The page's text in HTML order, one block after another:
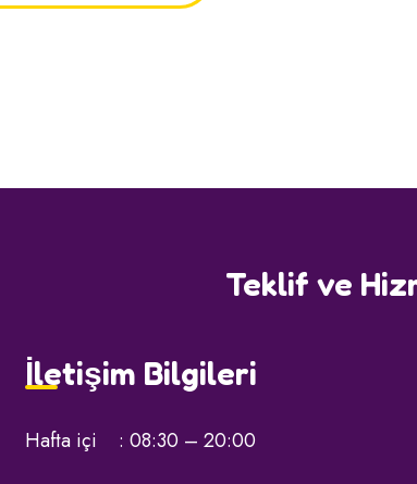
Teklif ve
İletişim Bilgileri
Hafta içi : 08:30 – 20:00